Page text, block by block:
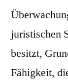
juristischen
besitzt,
Fähigkeit,